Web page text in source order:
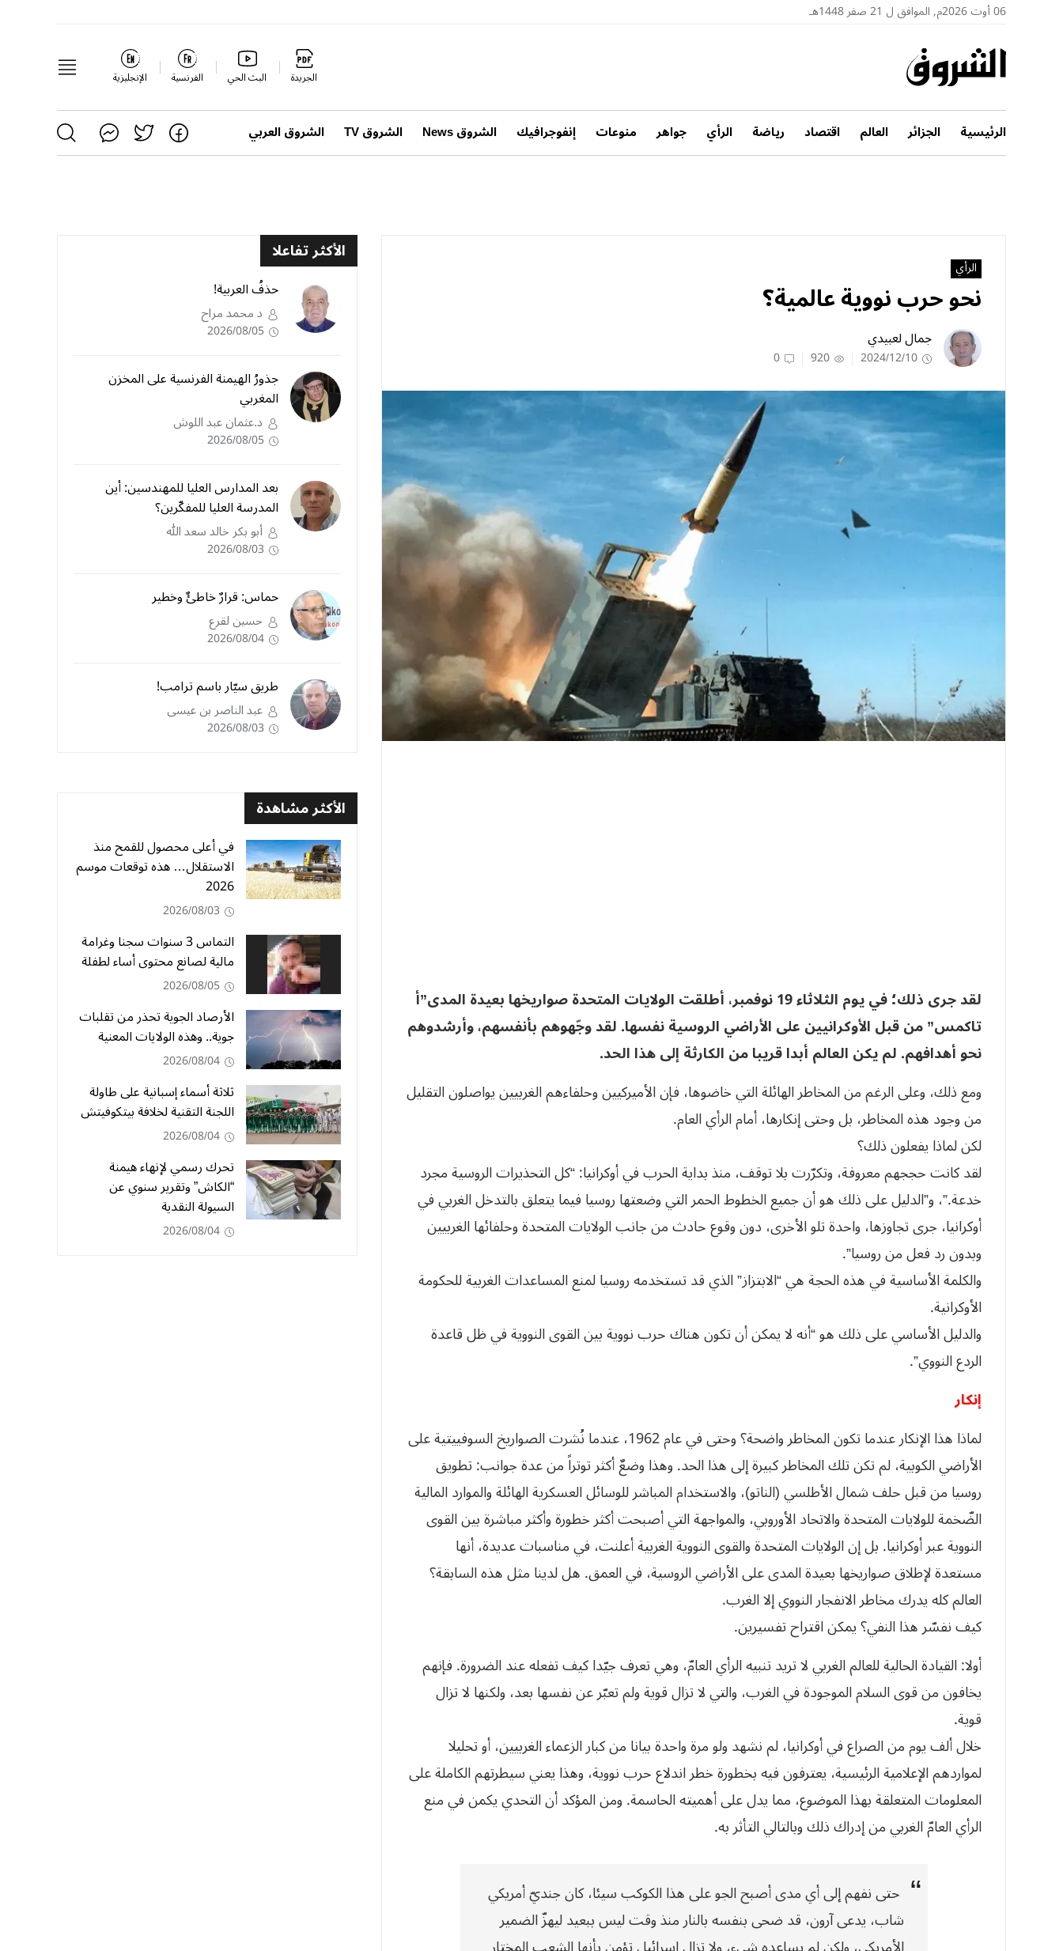
06 أوت 2026م, الموافق ل 21 صفر 1448هـ
الجريدة البث الحي الفرنسية الإنجليزية
الرئيسية الجزائر العالم اقتصاد رياضة الرأي جواهر منوعات إنفوجرافيك الشروق News الشروق TV الشروق العربي
الرأي
نحو حرب نووية عالمية؟
جمال لعبيدي
2024/12/10
920
0
لقد جرى ذلك؛ في يوم الثلاثاء 19 نوفمبر، أطلقت الولايات المتحدة صواريخها بعيدة المدى”أ
تاكمس” من قبل الأوكرانيين على الأراضي الروسية نفسها. لقد وجّهوهم بأنفسهم، وأرشدوهم
نحو أهدافهم. لم يكن العالم أبدا قريبا من الكارثة إلى هذا الحد.
ومع ذلك، وعلى الرغم من المخاطر الهائلة التي خاضوها، فإن الأميركيين وحلفاءهم الغربيين يواصلون التقليل
من وجود هذه المخاطر، بل وحتى إنكارها، أمام الرأي العام.
لكن لماذا يفعلون ذلك؟
لقد كانت حججهم معروفة، وتكرّرت بلا توقف، منذ بداية الحرب في أوكرانيا: “كل التحذيرات الروسية مجرد
خدعة.”، و”الدليل على ذلك هو أن جميع الخطوط الحمر التي وضعتها روسيا فيما يتعلق بالتدخل الغربي في
أوكرانيا، جرى تجاوزها، واحدة تلو الأخرى، دون وقوع حادث من جانب الولايات المتحدة وحلفائها الغربيين
وبدون رد فعل من روسيا”.
والكلمة الأساسية في هذه الحجة هي “الابتزاز” الذي قد تستخدمه روسيا لمنع المساعدات الغربية للحكومة
الأوكرانية.
والدليل الأساسي على ذلك هو “أنه لا يمكن أن تكون هناك حرب نووية بين القوى النووية في ظل قاعدة
الردع النووي”.
إنكار
لماذا هذا الإنكار عندما تكون المخاطر واضحة؟ وحتى في عام 1962، عندما نُشرت الصواريخ السوفييتية على
الأراضي الكوبية، لم تكن تلك المخاطر كبيرة إلى هذا الحد. وهذا وضعٌ أكثر توتراً من عدة جوانب: تطويق
روسيا من قبل حلف شمال الأطلسي (الناتو)، والاستخدام المباشر للوسائل العسكرية الهائلة والموارد المالية
الضّخمة للولايات المتحدة والاتحاد الأوروبي، والمواجهة التي أصبحت أكثر خطورة وأكثر مباشرة بين القوى
النووية عبر أوكرانيا. بل إن الولايات المتحدة والقوى النووية الغربية أعلنت، في مناسبات عديدة، أنها
مستعدة لإطلاق صواريخها بعيدة المدى على الأراضي الروسية، في العمق. هل لدينا مثل هذه السابقة؟
العالم كله يدرك مخاطر الانفجار النووي إلا الغرب.
كيف نفسّر هذا النفي؟ يمكن اقتراح تفسيرين.
أولا: القيادة الحالية للعالم الغربي لا تريد تنبيه الرأي العامّ، وهي تعرف جيّدا كيف تفعله عند الضرورة. فإنهم
يخافون من قوى السلام الموجودة في الغرب، والتي لا تزال قوية ولم تعبّر عن نفسها بعد، ولكنها لا تزال
قوية.
خلال ألف يوم من الصراع في أوكرانيا، لم نشهد ولو مرة واحدة بيانا من كبار الزعماء الغربيين، أو تحليلا
لمواردهم الإعلامية الرئيسية، يعترفون فيه بخطورة خطر اندلاع حرب نووية، وهذا يعني سيطرتهم الكاملة على
المعلومات المتعلقة بهذا الموضوع، مما يدل على أهميته الحاسمة. ومن المؤكد أن التحدي يكمن في منع
الرأي العامّ الغربي من إدراك ذلك وبالتالي التأثر به.
حتى نفهم إلى أي مدى أصبح الجو على هذا الكوكب سيئا، كان جنديّ أمريكي
شاب، يدعى آرون، قد ضحى بنفسه بالنار منذ وقت ليس ببعيد ليهزّ الضمير
الأكثر تفاعلا
حذفُ العربية!
د محمد مراح
2026/08/05
جذورُ الهيمنة الفرنسية على المخزن
المغربي
د.عثمان عبد اللوش
2026/08/05
بعد المدارس العليا للمهندسين: أين
المدرسة العليا للمفكّرين؟
أبو بكر خالد سعد الله
2026/08/03
حماس: قرارٌ خاطئٌ وخطير
حسين لقرع
2026/08/04
طريق سيّار باسم ترامب!
عبد الناصر بن عيسى
2026/08/03
الأكثر مشاهدة
في أعلى محصول للقمح منذ
الاستقلال… هذه توقعات موسم
2026
2026/08/03
التماس 3 سنوات سجنا وغرامة
مالية لصانع محتوى أساء لطفلة
2026/08/05
الأرصاد الجوية تحذر من تقلبات
جوية.. وهذه الولايات المعنية
2026/08/04
ثلاثة أسماء إسبانية على طاولة
اللجنة التقنية لخلافة بيتكوفيتش
2026/08/04
تحرك رسمي لإنهاء هيمنة
“الكاش” وتقرير سنوي عن
السيولة النقدية
2026/08/04